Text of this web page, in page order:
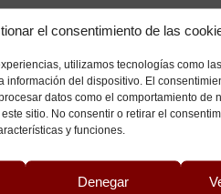
el consentimiento de las
utilizamos tecnologías como
información del dispositivo. El
datos como el comportamiento de
sitio. No consentir o retirar el
y funciones.
Denegar